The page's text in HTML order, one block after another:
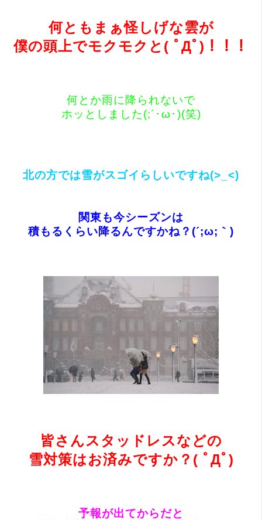
何ともまぁ怪しげな雲が
僕の頭上でモクモクと( ﾟДﾟ)！！！
何とか雨に降られないで
ホッとしました(;´･ω･)(笑)
北の方では雪がスゴイらしいですね(>_<)
関東も今シーズンは
積もるくらい降るんですかね？(´;ω;｀)
皆さんスタッドレスなどの
雪対策はお済みですか？( ﾟДﾟ)
予報が出てからだと